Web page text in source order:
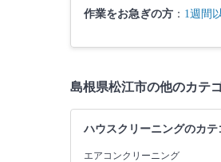
作業をお急ぎの方 ： 1週間
島根県松江市の他のカテ
ハウスクリーニングのカ
エアコンクリーニング